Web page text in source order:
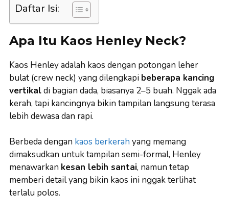
Daftar Isi:
Apa Itu Kaos Henley Neck?
Kaos Henley adalah kaos dengan potongan leher
bulat (crew neck) yang dilengkapi beberapa kancing
vertikaldi bagian dada, biasanya 2–5 buah. Nggak ada
kerah, tapi kancingnya bikin tampilan langsung terasa
lebih dewasa dan rapi.
Berbeda dengan kaos berkerah yang memang
dimaksudkan untuk tampilan semi-formal, Henley
menawarkan kesan lebih santai, namun tetap
memberi detail yang bikin kaos ini nggak terlihat
terlalu polos.